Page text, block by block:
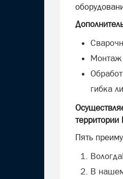
Монтаж
гибка
Пять
В